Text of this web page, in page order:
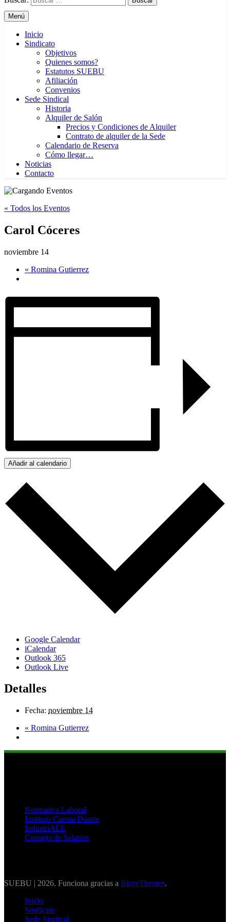
Menú
Inicio
Sindicato
Objetivos
Quienes somos?
Estatutos SUEBU
Afiliación
Convenios
Sede Sindical
Historia
Alquiler de Salón
Precios y Condiciones de Alquiler
Contrato de alquiler de la Sede
Calendario de Reserva
Cómo llegar…
Noticias
Contacto
« Todos los Eventos
Carol Cóceres
noviembre 14
« Romina Gutierrez
Añadir al calendario
Google Calendar
iCalendar
Outlook 365
Outlook Live
Detalles
Fecha: noviembre 14
« Romina Gutierrez
Normativa Laboral
Instituto Cuesta Duarte
IndustriALL
Consejo de Salarios
SUEBU | 2026. Funciona gracias a BlazeThemes.
Inicio
Sindicato
Sede Sindical